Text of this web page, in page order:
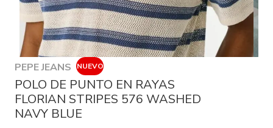
PEPE JEANS NUEVO
POLO DE PUNTO EN RAYAS
FLORIAN STRIPES 576 WASHED
NAVY BLUE